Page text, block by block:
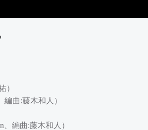
）
曲:藤木和人）
編曲:藤木和人）